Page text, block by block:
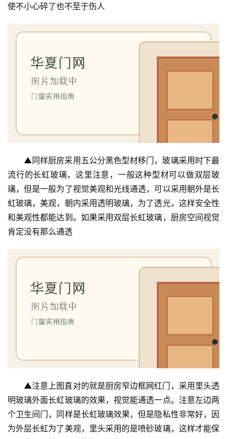
卧
室
使不小心碎了也不至于伤人
▲同样厨房采用五公分黑色型材移门，玻璃采用时下最
流行的长虹玻璃，这里注意，一般这种型材可以做双层玻
璃，但是一般为了视觉美观和光线通透，可以采用朝外是长
虹玻璃，美观，朝内采用透明玻璃，为了透光，这样安全性
和美观性都能达到。如果采用双层长虹玻璃，厨房空间视觉
肯定没有那么通透
▲注意上图直对的就是厨房窄边框网红门，采用里头透
明玻璃外面长虹玻璃的效果，视觉能通透一点。注意左边两
个卫生间门，同样是长虹玻璃效果，但是隐私性非常好，因
为外层长虹为了美观，里头采用的是喷砂玻璃，这样才能保